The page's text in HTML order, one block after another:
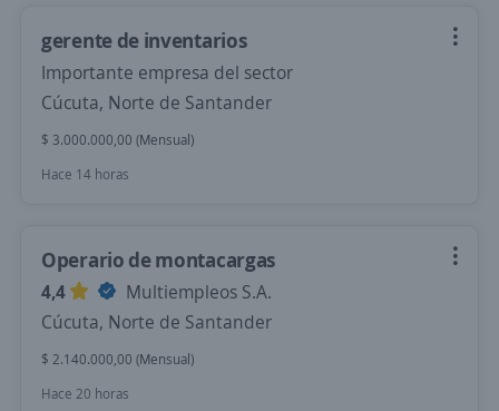
gerente de inventarios
Importante empresa del sector
Cúcuta, Norte de Santander
$ 3.000.000,00 (Mensual)
Hace 14 horas
Operario de montacargas
4,4
Multiempleos S.A.
Cúcuta, Norte de Santander
$ 2.140.000,00 (Mensual)
Hace 20 horas